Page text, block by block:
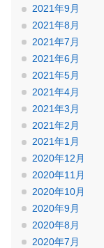
2021年9月
2021年8月
2021年7月
2021年6月
2021年5月
2021年4月
2021年3月
2021年2月
2021年1月
2020年12月
2020年11月
2020年10月
2020年9月
2020年8月
2020年7月